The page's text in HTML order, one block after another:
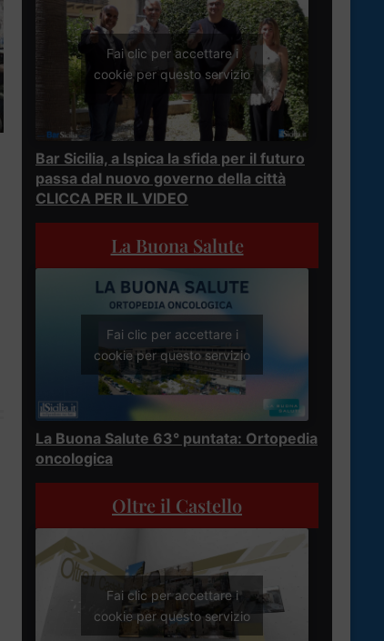
Fai clic per accettare i
cookie per questo servizio
Bar Sicilia, a Ispica la sfida per il futuro
passa dal nuovo governo della città
CLICCA PER IL VIDEO
La Buona Salute
Fai clic per accettare i
cookie per questo servizio
La Buona Salute 63° puntata: Ortopedia
oncologica
Oltre il Castello
Fai clic per accettare i
cookie per questo servizio